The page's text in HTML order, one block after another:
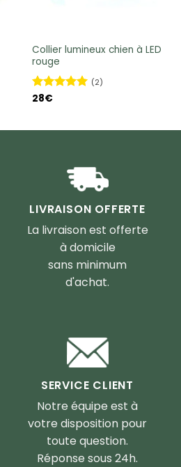
Collier lumineux chien à LED
rouge
Note
(2)
28€
LIVRAISON OFFERTE
La livraison est offerte
à domicile
sans minimum
d'achat.
SERVICE CLIENT
Notre équipe est à
votre disposition pour
toute question.
Réponse sous 24h.